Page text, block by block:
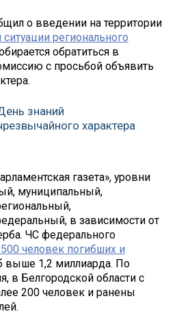
о введении на территории
регионального
обратиться в
с просьбой объявить
знаний
характера
газета», уровни
муниципальный,
в зависимости от
ЧС федерального
человек погибших и
выше 1,2 миллиарда. По
в Белгородской области с
200 человек и ранены